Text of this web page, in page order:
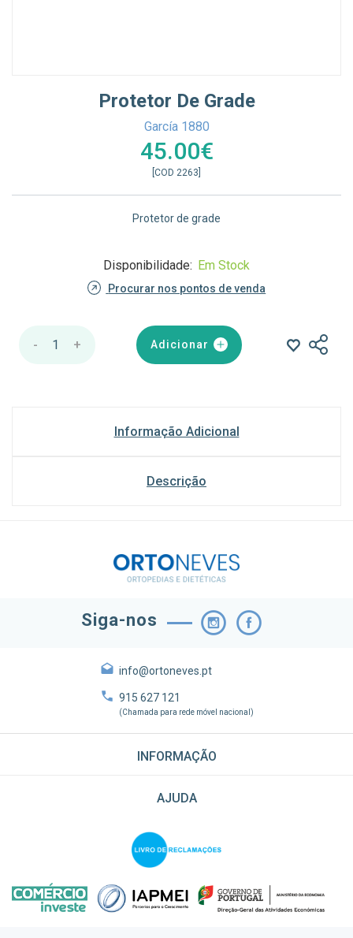
Protetor De Grade
García 1880
45.00€
[COD 2263]
Protetor de grade
Disponibilidade: Em Stock
Procurar nos pontos de venda
- 1 + Adicionar
Informação Adicional
Descrição
Siga-nos
info@ortoneves.pt
915 627 121
(Chamada para rede móvel nacional)
INFORMAÇÃO
AJUDA